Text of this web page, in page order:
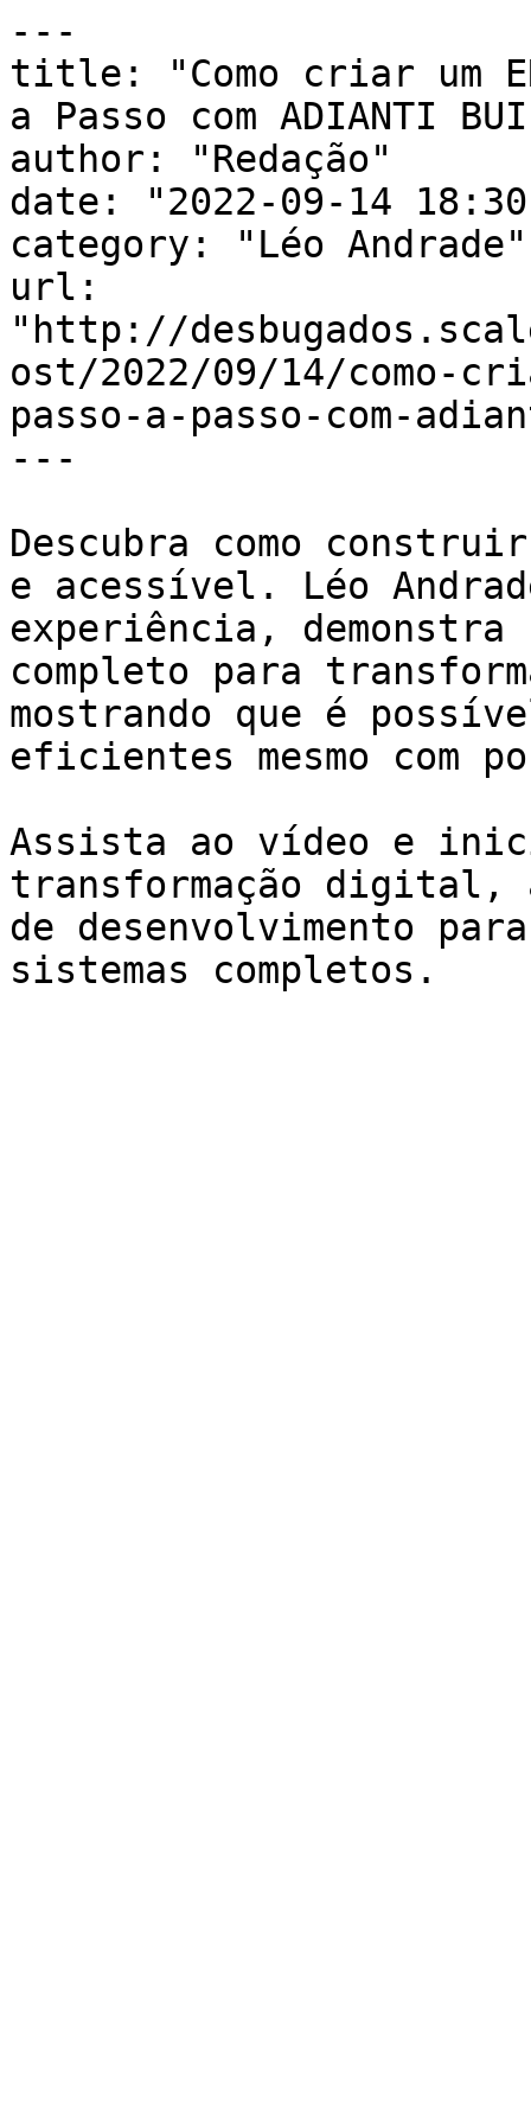
---
title: "Como criar um
a Passo com ADIANTI
author: "Redação"
date: "2022-09-14
category: "Léo Andrade"
url:
"http://
ost/2022/09/14/como-
passo-a-passo-com-
---
Descubra como
e acessível. Léo
experiência,
completo para
mostrando que é
eficientes mesmo com
Assista ao vídeo e
transformação digital,
de desenvolvimento
sistemas completos.